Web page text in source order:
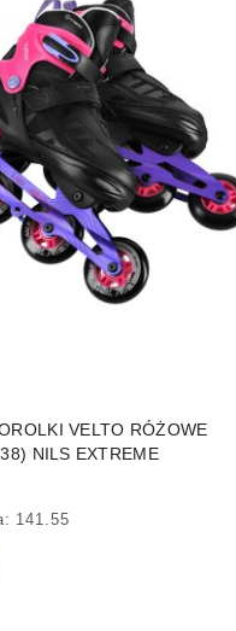
VELTO RÓŻOWE
NILS EXTREME
141.55